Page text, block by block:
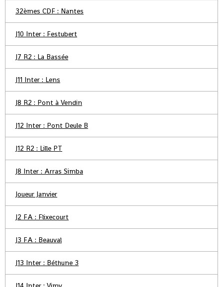
32èmes CDF : Nantes
J10 Inter : Festubert
J7 R2 : La Bassée
J11 Inter : Lens
J8 R2 : Pont à Vendin
J12 Inter : Pont Deule B
J12 R2 : Lille PT
J8 Inter : Arras Simba
Joueur Janvier
J2 FA : Flixecourt
J3 FA : Beauval
J13 Inter : Béthune 3